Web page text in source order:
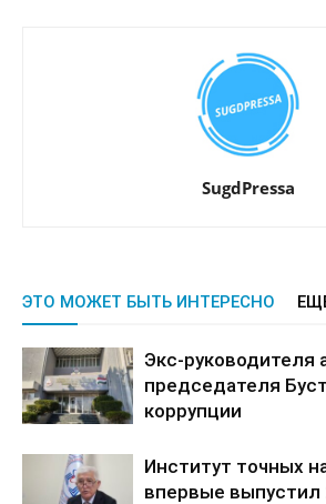
SugdPressa
ЭТО МОЖЕТ БЫТЬ ИНТЕРЕСНО
Экс-руководителя
председателя
коррупции
Институт точных
впервые выпустил